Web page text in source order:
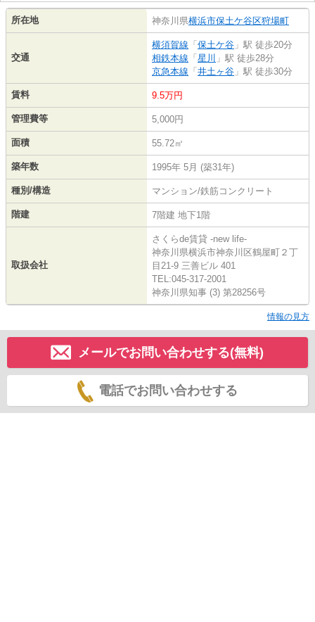
所在地 神奈川県横浜市保土ケ谷区狩場町
交通
横須賀線 「 保土ケ谷 」駅 徒歩20分
相鉄本線 「 星川 」駅 徒歩28分
京急本線 「 井土ヶ谷 」駅 徒歩30分
賃料 9.5万円
管理費等 5,000円
面積 55.72㎡
築年数 1995年 5月 (築31年)
種別/構造 マンション/鉄筋コンクリート
階建 7階建 地下1階
取扱会社
さくらde賃貸 -new life-
神奈川県横浜市神奈川区鶴屋町２丁
目21-9 三善ビル 401
TEL:045-317-2001
神奈川県知事 (3) 第28256号
情報の見方
メールでお問い合わせする(無料)
電話でお問い合わせする